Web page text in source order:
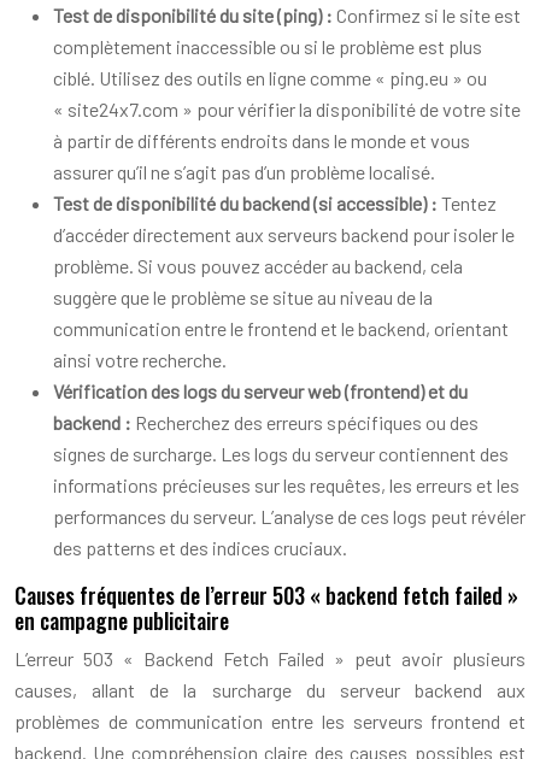
Test de disponibilité du site (ping) : Confirmez si le site est
complètement inaccessible ou si le problème est plus
ciblé. Utilisez des outils en ligne comme « ping.eu » ou
« site24x7.com » pour vérifier la disponibilité de votre site
à partir de différents endroits dans le monde et vous
assurer qu’il ne s’agit pas d’un problème localisé.
Test de disponibilité du backend (si accessible) : Tentez
d’accéder directement aux serveurs backend pour isoler le
problème. Si vous pouvez accéder au backend, cela
suggère que le problème se situe au niveau de la
communication entre le frontend et le backend, orientant
ainsi votre recherche.
Vérification des logs du serveur web (frontend) et du
backend : Recherchez des erreurs spécifiques ou des
signes de surcharge. Les logs du serveur contiennent des
informations précieuses sur les requêtes, les erreurs et les
performances du serveur. L’analyse de ces logs peut révéler
des patterns et des indices cruciaux.
Causes fréquentes de l’erreur 503 « backend fetch failed »
en campagne publicitaire
L’erreur 503 « Backend Fetch Failed » peut avoir plusieurs
causes, allant de la surcharge du serveur backend aux
problèmes de communication entre les serveurs frontend et
backend. Une compréhension claire des causes possibles est